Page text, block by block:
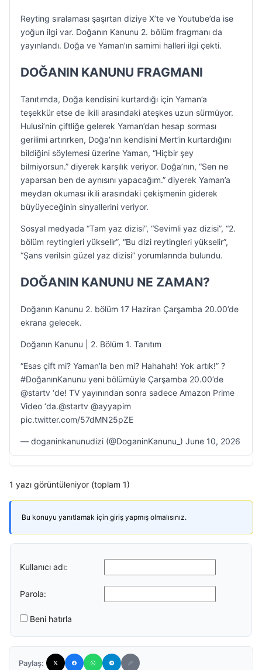
Reyting sıralaması şaşırtan diziye X’te ve Youtube’da ise
yoğun ilgi var. Doğanın Kanunu 2. bölüm fragmanı da
yayınlandı. Doğa ve Yaman’ın samimi halleri ilgi çekti.
DOĞANIN KANUNU FRAGMANI
Tanıtımda, Doğa kendisini kurtardığı için Yaman’a
teşekkür etse de ikili arasındaki ateşkes uzun sürmüyor.
Hulusi’nin çiftliğe gelerek Yaman’dan hesap sorması
gerilimi artırırken, Doğa’nın kendisini Mert’in kurtardığını
bildiğini söylemesi üzerine Yaman, “Hiçbir şey
bilmiyorsun.” diyerek karşılık veriyor. Doğa’nın, “Sen ne
yaparsan ben de aynısını yapacağım.” diyerek Yaman’a
meydan okuması ikili arasındaki çekişmenin giderek
büyüyeceğinin sinyallerini veriyor.
Sosyal medyada “Tam yaz dizisi”, “Sevimli yaz dizisi”, “2.
bölüm reytingleri yükselir”, “Bu dizi reytingleri yükselir”,
“Şans verilsin güzel yaz dizisi” yorumlarında bulundu.
DOĞANIN KANUNU NE ZAMAN?
Doğanın Kanunu 2. bölüm 17 Haziran Çarşamba 20.00’de
ekrana gelecek.
Doğanın Kanunu | 2. Bölüm 1. Tanıtım
“Esas çift mi? Yaman’la ben mi? Hahahah! Yok artık!” ?
#DoğanınKanunu yeni bölümüyle Çarşamba 20.00’de
@startv ‘de! TV yayınından sonra sadece Amazon Prime
Video ‘da.@startv @ayyapim
pic.twitter.com/57dMN25pZE
— doganinkanunudizi (@DoganinKanunu_) June 10, 2026
1 yazı görüntüleniyor (toplam 1)
Bu konuyu yanıtlamak için giriş yapmış olmalısınız.
Kullanıcı adı:
Parola:
Beni hatırla
Paylaş: